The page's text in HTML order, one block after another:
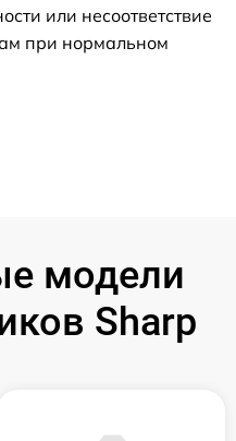
или несоответствие
при нормальном
модели
Sharp